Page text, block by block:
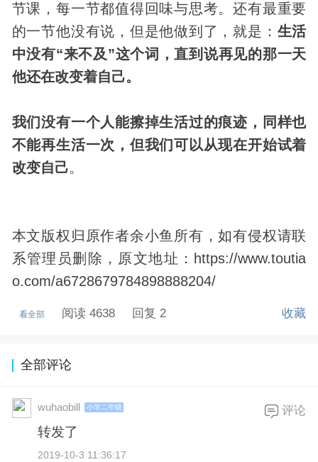
节课，每一节都值得回味与思考。还有最重要
的一节他没有说，但是他做到了，就是： 生活
中没有“来不及”这个词，直到说再见的那一天
他还在改变着自己。
我们没有一个人能擦掉生活过的痕迹，同样也
不能再生活一次，但我们可以从现在开始试着
改变自己。
本文版权归原作者余小鱼所有，如有侵权请联
系管理员删除，原文地址：https://www.toutia
o.com/a6728679784898888204/
看全部 阅读 4638 回复 2 收藏
全部评论
wuhaobill 小学二年级
转发了
2019-10-3 11:36:17
评论